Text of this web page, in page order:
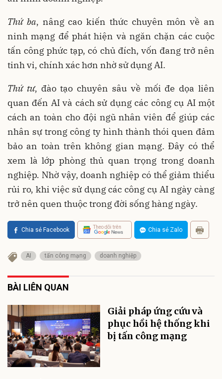
Thứ ba, nâng cao kiến thức chuyên môn về an
ninh mạng để phát hiện và ngăn chặn các cuộc
tấn công phức tạp, có chủ đích, vốn đang trở nên
tinh vi, chính xác hơn nhờ sử dụng AI.
Thứ tư, đào tạo chuyên sâu về mối đe dọa liên
quan đến AI và cách sử dụng các công cụ AI một
cách an toàn cho đội ngũ nhân viên để giúp các
nhân sự trong công ty hình thành thói quen đảm
bảo an toàn trên không gian mạng. Đây có thể
xem là lớp phòng thủ quan trọng trong doanh
nghiệp. Nhờ vậy, doanh nghiệp có thể giảm thiểu
rủi ro, khi việc sử dụng các công cụ AI ngày càng
trở nên quen thuộc trong đời sống hàng ngày.
Chia sẻ Facebook Theo dõi trên Chia sẻ Zalo
AI tấn công mạng doanh nghiệp
BÀI LIÊN QUAN
Giải pháp ứng cứu và
phục hồi hệ thống khi
bị tấn công mạng